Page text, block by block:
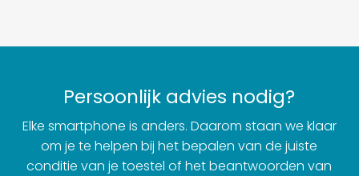
Persoonlijk advies nodig?
Elke smartphone is anders. Daarom staan we klaar
om je te helpen bij het bepalen van de juiste
conditie van je toestel of het beantwoorden van